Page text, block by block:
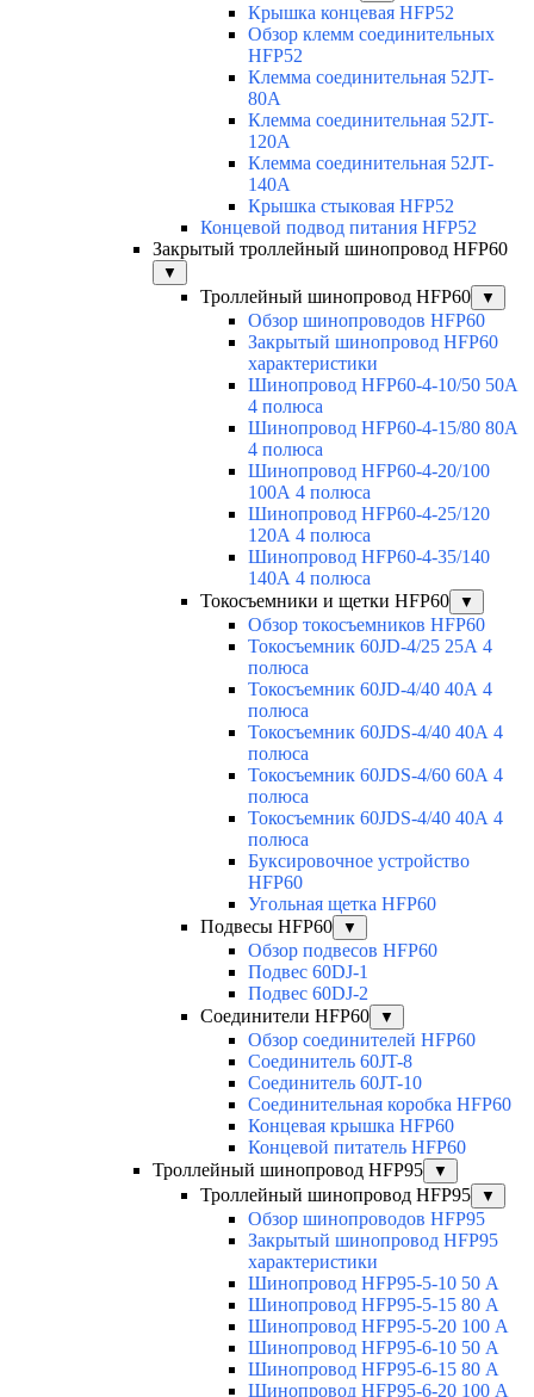
Крышка концевая HFP52
Обзор клемм соединительных
HFP52
Клемма соединительная 52JT-
80A
Клемма соединительная 52JT-
120A
Клемма соединительная 52JT-
140A
Крышка стыковая HFP52
Концевой подвод питания HFP52
Закрытый троллейный шинопровод HFP60
▼
Троллейный шинопровод HFP60 ▼
Обзор шинопроводов HFP60
Закрытый шинопровод HFP60
характеристики
Шинопровод HFP60-4-10/50 50А
4 полюса
Шинопровод HFP60-4-15/80 80А
4 полюса
Шинопровод HFP60-4-20/100
100А 4 полюса
Шинопровод HFP60-4-25/120
120А 4 полюса
Шинопровод HFP60-4-35/140
140А 4 полюса
Токосъемники и щетки HFP60
▼
Обзор токосъемников HFP60
Токосъемник 60JD-4/25 25А 4
полюса
Токосъемник 60JD-4/40 40А 4
полюса
Токосъемник 60JDS-4/40 40А 4
полюса
Токосъемник 60JDS-4/60 60А 4
полюса
Токосъемник 60JDS-4/40 40А 4
полюса
Буксировочное устройство
HFP60
Угольная щетка HFP60
Подвесы HFP60
▼
Обзор подвесов HFP60
Подвес 60DJ-1
Подвес 60DJ-2
Соединители HFP60
▼
Обзор соединителей HFP60
Соединитель 60JT-8
Соединитель 60JT-10
Соединительная коробка HFP60
Концевая крышка HFP60
Концевой питатель HFP60
Троллейный шинопровод HFP95
▼
Троллейный шинопровод HFP95 ▼
Обзор шинопроводов HFP95
Закрытый шинопровод HFP95
характеристики
Шинопровод HFP95-5-10 50 А
Шинопровод HFP95-5-15 80 А
Шинопровод HFP95-5-20 100 А
Шинопровод HFP95-6-10 50 А
Шинопровод HFP95-6-15 80 А
Шинопровод HFP95-6-20 100 А